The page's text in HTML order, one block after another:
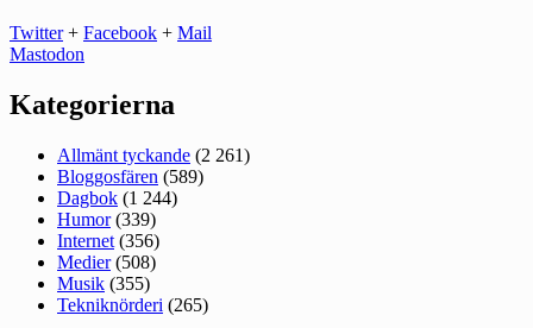
Twitter+ Facebook + Mail
Mastodon
Kategorierna
Allmänt tyckande (2 261)
Bloggosfären (589)
Dagbok (1 244)
Humor(339)
Internet (356)
Medier(508)
Musik (355)
Tekniknörderi (265)